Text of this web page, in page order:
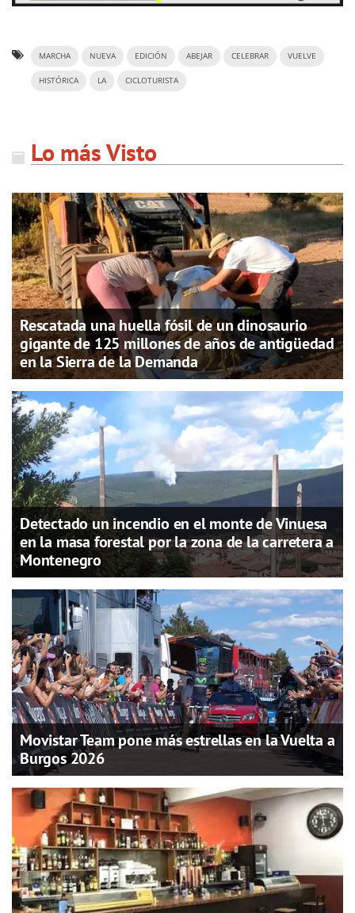
MARCHA NUEVA EDICIÓN ABEJAR CELEBRAR VUELVE
HISTÓRICA LA CICLOTURISTA
Lo más Visto
Rescatada una huella fósil de un dinosaurio
gigante de 125 millones de años de antigüedad
en la Sierra de la Demanda
Detectado un incendio en el monte de Vinuesa
en la masa forestal por la zona de la carretera a
Montenegro
Movistar Team pone más estrellas en la Vuelta a
Burgos 2026